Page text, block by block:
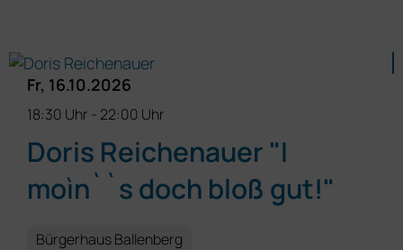
Fr, 16.10.2026
18:30 Uhr - 22:00 Uhr
Doris Reichenauer "I
moìn``s doch bloß gut!"
Bürgerhaus Ballenberg